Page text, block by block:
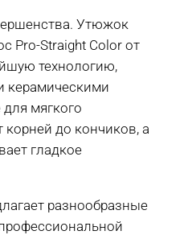
Утюжок
Pro-Straight Color от
технологию,
керамическими
мягкого
до кончиков, а
гладкое
разнообразные